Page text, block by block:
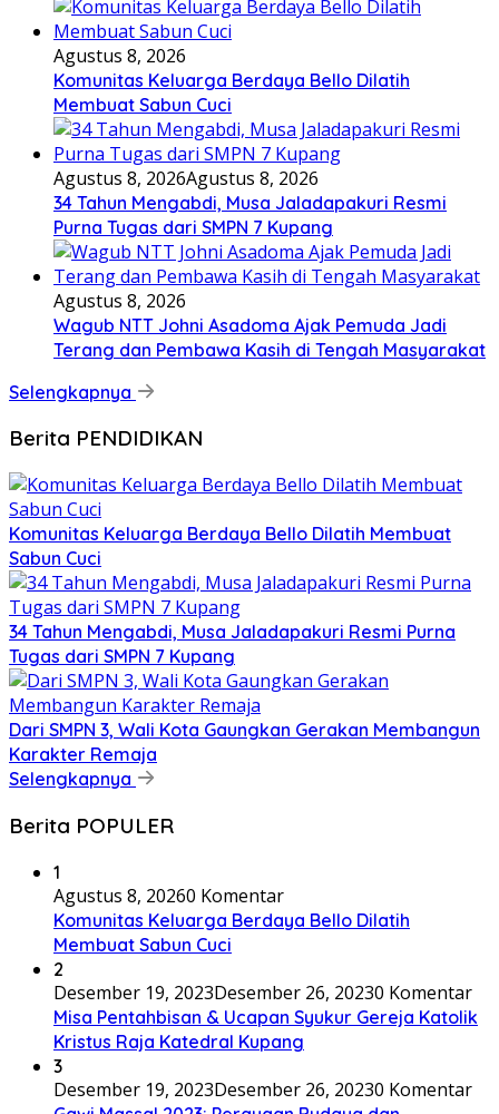
Agustus 8, 2026
Komunitas Keluarga Berdaya Bello Dilatih
Membuat Sabun Cuci
Agustus 8, 2026Agustus 8, 2026
34 Tahun Mengabdi, Musa Jaladapakuri Resmi
Purna Tugas dari SMPN 7 Kupang
Agustus 8, 2026
Wagub NTT Johni Asadoma Ajak Pemuda Jadi
Terang dan Pembawa Kasih di Tengah Masyarakat
Selengkapnya
Berita PENDIDIKAN
Komunitas Keluarga Berdaya Bello Dilatih Membuat
Sabun Cuci
34 Tahun Mengabdi, Musa Jaladapakuri Resmi Purna
Tugas dari SMPN 7 Kupang
Dari SMPN 3, Wali Kota Gaungkan Gerakan Membangun
Karakter Remaja
Selengkapnya
Berita POPULER
1
Agustus 8, 20260 Komentar
Komunitas Keluarga Berdaya Bello Dilatih
Membuat Sabun Cuci
2
Desember 19, 2023Desember 26, 20230 Komentar
Misa Pentahbisan & Ucapan Syukur Gereja Katolik
Kristus Raja Katedral Kupang
3
Desember 19, 2023Desember 26, 20230 Komentar